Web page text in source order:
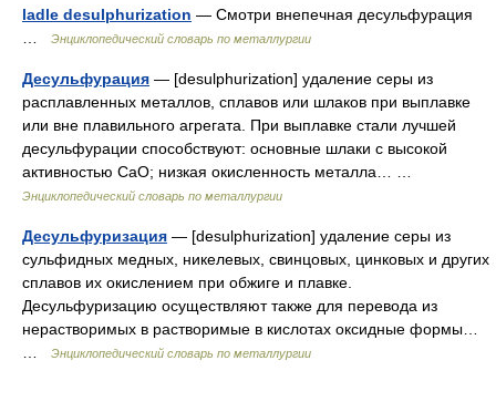
ladle desulphurization — Смотри внепечная десульфурация
Энциклопедический словарь по металлургии
Десульфурация — [desulphurization] удаление серы из
расплавленных металлов, сплавов или шлаков при выплавке
или вне плавильного агрегата. При выплавке стали лучшей
десульфурации способствуют: основные шлаки с высокой
активностью СаО; низкая окисленность металла… …
Энциклопедический словарь по металлургии
Десульфуризация — [desulphurization] удаление серы из
сульфидных медных, никелевых, свинцовых, цинковых и других
сплавов их окислением при обжиге и плавке.
Десульфуризацию осуществляют также для перевода из
нерастворимых в растворимые в кислотах оксидные формы…
Энциклопедический словарь по металлургии